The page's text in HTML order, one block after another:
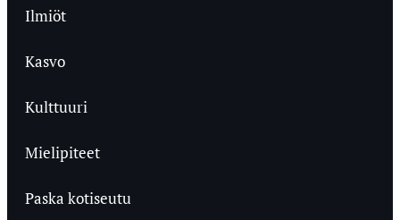
Ilmiöt
Kasvo
Kulttuuri
Mielipiteet
Paska kotiseutu